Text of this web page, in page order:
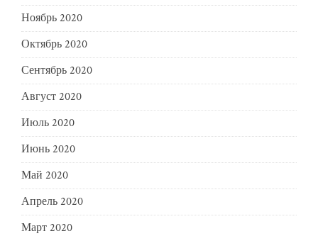
Ноябрь 2020
Октябрь 2020
Сентябрь 2020
Август 2020
Июль 2020
Июнь 2020
Май 2020
Апрель 2020
Март 2020